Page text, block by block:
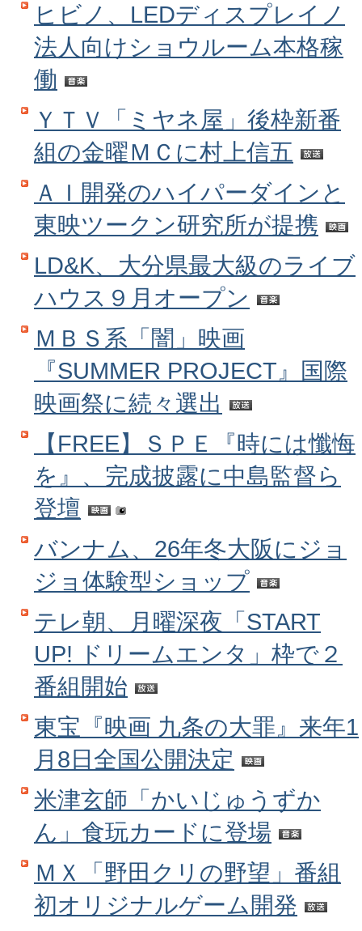
ヒビノ、LEDディスプレイノ
法人向けショウルーム本格稼
働
ＹＴＶ「ミヤネ屋」後枠新番
組の金曜ＭＣに村上信五
ＡＩ開発のハイパーダインと
東映ツークン研究所が提携
LD&K、大分県最大級のライブ
ハウス９月オープン
ＭＢＳ系「闇」映画
『SUMMER PROJECT』国際
映画祭に続々選出
【FREE】ＳＰＥ『時には懺悔
を』、完成披露に中島監督ら
登壇
バンナム、26年冬大阪にジョ
ジョ体験型ショップ
テレ朝、月曜深夜「START
UP! ドリームエンタ」枠で２
番組開始
東宝『映画 九条の大罪』来年1
月8日全国公開決定
米津玄師「かいじゅうずか
ん」食玩カードに登場
ＭＸ「野田クリの野望」番組
初オリジナルゲーム開発